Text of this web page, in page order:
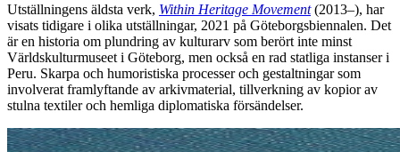
Utställningens äldsta verk, Within Heritage Movement(2013–), har
visats tidigare i olika utställningar, 2021 på Göteborgsbiennalen. Det
är en historia om plundring av kulturarv som berört inte minst
Världskulturmuseet i Göteborg, men också en rad statliga instanser i
Peru. Skarpa och humoristiska processer och gestaltningar som
involverat framlyftande av arkivmaterial, tillverkning av kopior av
stulna textiler och hemliga diplomatiska försändelser.